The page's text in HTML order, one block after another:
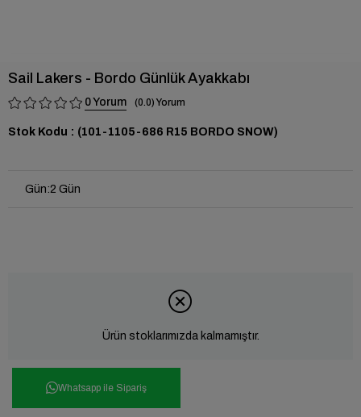
Sail Lakers - Bordo Günlük Ayakkabı
0 0.0
Stok Kodu (101-1105-686 R15 BORDO SNOW)
Gün:2 Gün
Ürün stoklarımızda kalmamıştır.
Whatsapp ile Sipariş